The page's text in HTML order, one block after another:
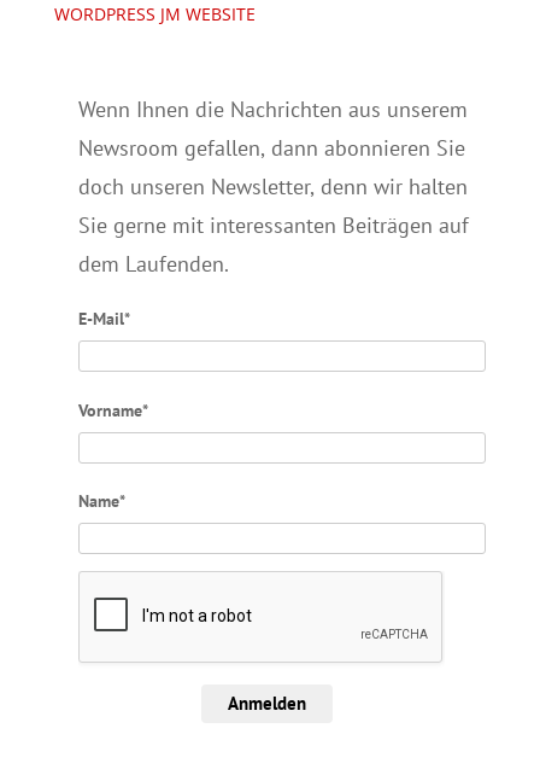
WORDPRESS JM WEBSITE
Wenn Ihnen die Nachrichten aus unserem
Newsroom gefallen, dann abonnieren Sie
doch unseren Newsletter, denn wir halten
Sie gerne mit interessanten Beiträgen auf
dem Laufenden.
E-Mail*
Vorname*
Name*
Anmelden